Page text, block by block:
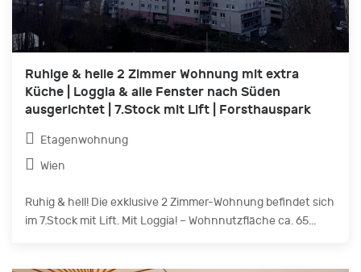
Ruhige & helle 2 Zimmer Wohnung mit extra
Küche | Loggia & alle Fenster nach Süden
ausgerichtet | 7.Stock mit Lift | Forsthauspark
Etagenwohnung
Wien
Ruhig & hell! Die exklusive 2 Zimmer-Wohnung befindet sich
im 7.Stock mit Lift. Mit Loggia! – Wohnnutzfläche ca. 65...